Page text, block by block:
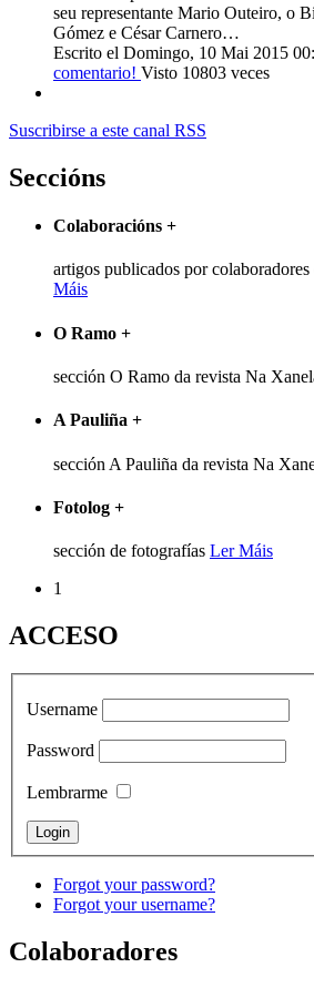
seu representante Mario Outeiro, o
Gómez e César Carnero…
Escrito el Domingo, 10 Mai 2015
comentario! Visto 10803 veces
Suscribirse a este canal RSS
Seccións
Colaboracións +
artigos publicados por
Máis
O Ramo +
sección O Ramo da revista Na
A Pauliña +
sección A Pauliña da revista Na
Fotolog +
sección de fotografías Ler Máis
1
ACCESO
Username
Password
Lembrarme
Forgot your password?
Forgot your username?
Colaboradores